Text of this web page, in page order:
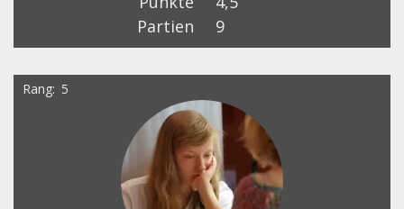
Partien
9
Rang 5